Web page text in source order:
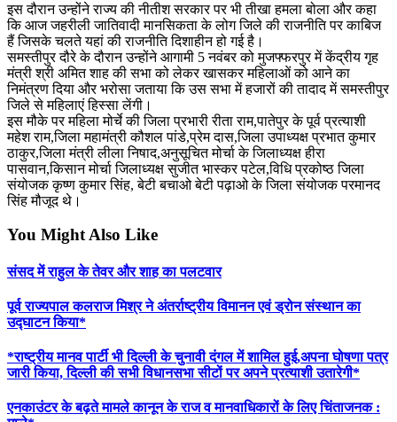
इस दौरान उन्होंने राज्य की नीतीश सरकार पर भी तीखा हमला बोला और कहा
कि आज जहरीली जातिवादी मानसिकता के लोग जिले की राजनीति पर काबिज
हैं जिसके चलते यहां की राजनीति दिशाहीन हो गई है।
समस्तीपुर दौरे के दौरान उन्होंने आगामी 5 नवंबर को मुजफ्फरपुर में केंद्रीय गृह
मंत्री श्री अमित शाह की सभा को लेकर खासकर महिलाओं को आने का
निमंत्रण दिया और भरोसा जताया कि उस सभा में हजारों की तादाद में समस्तीपुर
जिले से महिलाएं हिस्सा लेंगी।
इस मौके पर महिला मोर्चे की जिला प्रभारी रीता राम,पातेपुर के पूर्व प्रत्याशी
महेश राम,जिला महामंत्री कौशल पांडे,प्रेम दास,जिला उपाध्यक्ष प्रभात कुमार
ठाकुर,जिला मंत्री लीला निषाद,अनुसूचित मोर्चा के जिलाध्यक्ष हीरा
पासवान,किसान मोर्चा जिलाध्यक्ष सुजीत भास्कर पटेल,विधि प्रकोष्ठ जिला
संयोजक कृष्ण कुमार सिंह, बेटी बचाओ बेटी पढ़ाओ के जिला संयोजक परमानद
सिंह मौजूद थे।
You Might Also Like
संसद में राहुल के तेवर और शाह का पलटवार
पूर्व राज्यपाल कलराज मिश्र ने अंतर्राष्ट्रीय विमानन एवं ड्रोन संस्थान का
उद्घाटन किया*
*राष्ट्रीय मानव पार्टी भी दिल्ली के चुनावी दंगल में शामिल हुई,अपना घोषणा पत्र
जारी किया, दिल्ली की सभी विधानसभा सीटों पर अपने प्रत्याशी उतारेगी*
एनकाउंटर के बढ़ते मामले कानून के राज व मानवाधिकारों के लिए चिंताजनक :